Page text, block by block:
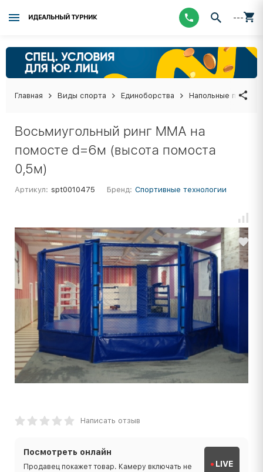
ИДЕАЛЬНЫЙ ТУРНИК ---
Главная Виды спорта Единоборства Напольные
Восьмиугольный ринг ММА на
помосте d=6м (высота помоста
0,5м)
Артикул: spt0010475 Бренд: Спортивные технологии
Написать отзыв
Посмотреть онлайн
Продавец покажет товар. Камеру включать не
LIVE